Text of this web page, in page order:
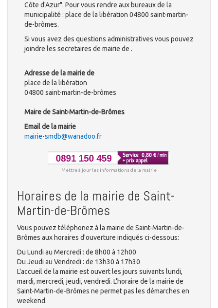
Côte d'Azur". Pour vous rendre aux bureaux de la
municipalité : place de la libération 04800 saint-martin-
de-brômes.
Si vous avez des questions administratives vous pouvez
joindre les secretaires de mairie de .
Adresse de la mairie de
place de la libération
04800 saint-martin-de-brômes
Maire de Saint-Martin-de-Brômes
Email de la mairie
mairie-smdb@wanadoo.fr
Mettre à jour les informations de la mairie
Horaires de la mairie de Saint-
Martin-de-Brômes
Vous pouvez téléphonez à la mairie de Saint-Martin-de-
Brômes aux horaires d'ouverture indiqués ci-dessous:
Du Lundi au Mercredi : de 8h00 à 12h00
Du Jeudi au Vendredi : de 13h30 à 17h30
L'accueil de la mairie est ouvert les jours suivants lundi,
mardi, mercredi, jeudi, vendredi. L'horaire de la mairie de
Saint-Martin-de-Brômes ne permet pas les démarches en
weekend.